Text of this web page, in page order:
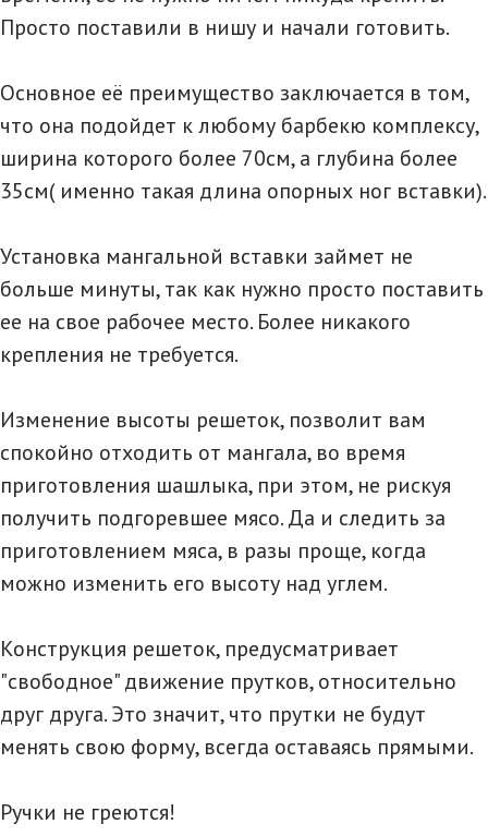
Просто поставили в нишу и начали готовить.
Основное её преимущество заключается в том,
что она подойдет к любому барбекю комплексу,
ширина которого более 70см, а глубина более
35см( именно такая длина опорных ног вставки).
Установка мангальной вставки займет не
больше минуты, так как нужно просто поставить
ее на свое рабочее место. Более никакого
крепления не требуется.
Изменение высоты решеток, позволит вам
спокойно отходить от мангала, во время
приготовления шашлыка, при этом, не рискуя
получить подгоревшее мясо. Да и следить за
приготовлением мяса, в разы проще, когда
можно изменить его высоту над углем.
Конструкция решеток, предусматривает
"свободное" движение прутков, относительно
друг друга. Это значит, что прутки не будут
менять свою форму, всегда оставаясь прямыми.
Ручки не греются!